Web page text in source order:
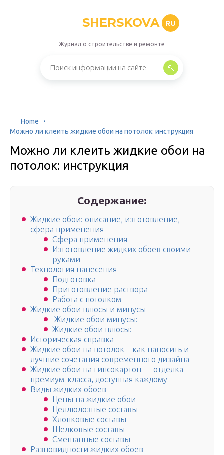
SHERSKOVA RU
Журнал о строительстве и ремонте
Home
Можно ли клеить жидкие обои на потолок: инструкция
Можно ли клеить жидкие обои на
потолок: инструкция
Содержание:
Жидкие обои: описание, изготовление,
сфера применения
Сфера применения
Изготовление жидких обоев своими
руками
Технология нанесения
Подготовка
Приготовление раствора
Работа с потолком
Жидкие обои плюсы и минусы
Жидкие обои минусы:
Жидкие обои плюсы:
Историческая справка
Жидкие обои на потолок – как наносить и
лучшие сочетания современного дизайна
Жидкие обои на гипсокартон — отделка
премиум-класса, доступная каждому
Виды жидких обоев
Цены на жидкие обои
Целлюлозные составы
Хлопковые составы
Шелковые составы
Смешанные составы
Разновидности жидких обоев